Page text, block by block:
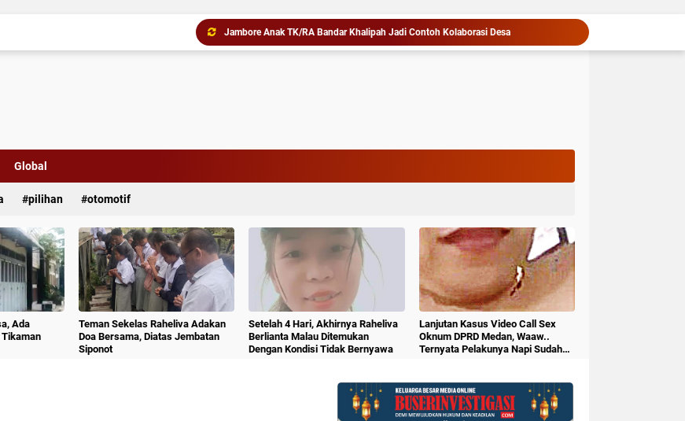
Jambore Anak TK/RA Bandar Khalipah Jadi Contoh Kolaborasi Desa
Maknai Kemerdekaan RI Ke-81, Rico Waas : Kemerdekaan Harus Dirasakan Masyarakat Lewat Peningkatan Pelayanan Primer
Rico Waas Dorong IPSM Medan Jadi Mitra Strategis Pemerintah dan Turun Tangani Persoalan Sosial Warga
Global
pilihan otomotif
Ada
Teman Sekelas Raheliva Adakan
Doa Bersama, Diatas Jembatan
Siponot
Setelah 4 Hari, Akhirnya Raheliva
Berlianta Malau Ditemukan
Dengan Kondisi Tidak Bernyawa
Lanjutan Kasus Video Call Sex
Oknum DPRD Medan, Waaw..
Ternyata Pelakunya Napi Sudah